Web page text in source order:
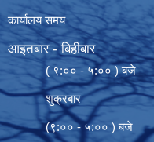
कार्यालय समय
आइतबार - बिहीबार
( ९:०० - ५:०० ) बजे
शुक्रबार
(९:०० - ५:०० ) बजे